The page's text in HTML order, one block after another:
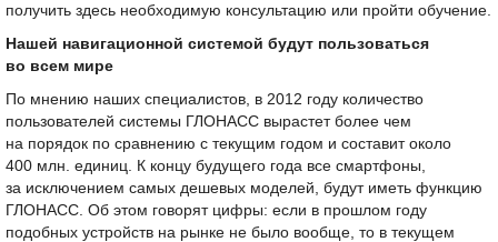
получить здесь необходимую консультацию или пройти обучение.
Нашей навигационной системой будут пользоваться
во всем мире
По мнению наших специалистов, в 2012 году количество
пользователей системы ГЛОНАСС вырастет более чем
на порядок по сравнению с текущим годом и составит около
400 млн. единиц. К концу будущего года все смартфоны,
за исключением самых дешевых моделей, будут иметь функцию
ГЛОНАСС. Об этом говорят цифры: если в прошлом году
подобных устройств на рынке не было вообще, то в текущем